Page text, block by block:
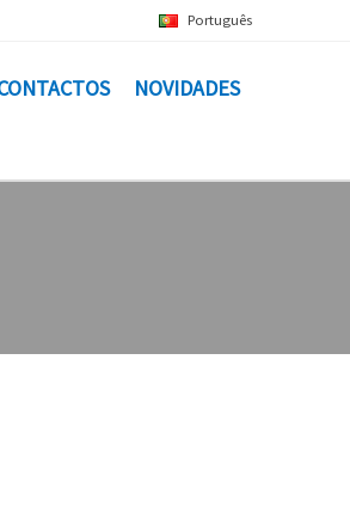
Português
NOVIDADES